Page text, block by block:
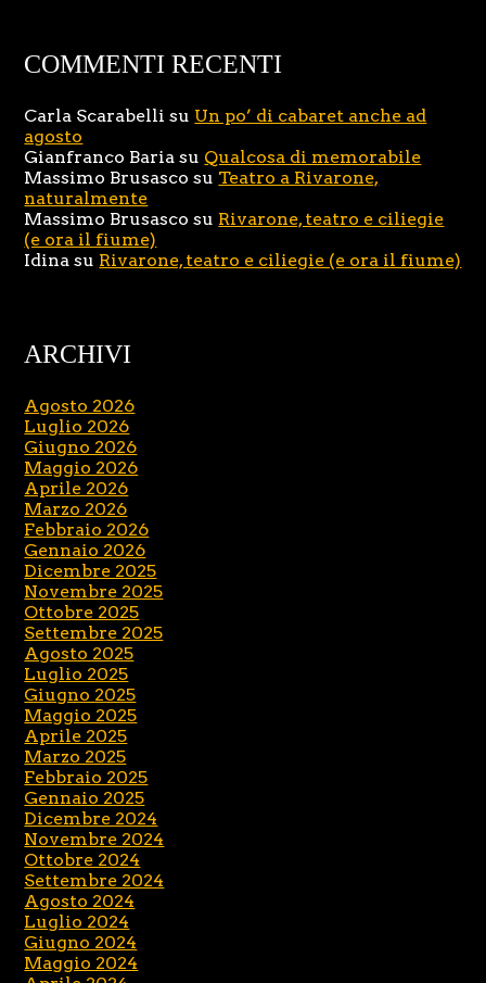
COMMENTI RECENTI
Carla Scarabelli su Un po’ di cabaret anche ad
agosto
Gianfranco Baria su Qualcosa di memorabile
Massimo Brusasco su Teatro a Rivarone,
naturalmente
Massimo Brusasco su Rivarone, teatro e ciliegie
(e ora il fiume)
Idina su Rivarone, teatro e ciliegie (e ora il fiume)
ARCHIVI
Agosto 2026
Luglio 2026
Giugno 2026
Maggio 2026
Aprile 2026
Marzo 2026
Febbraio 2026
Gennaio 2026
Dicembre 2025
Novembre 2025
Ottobre 2025
Settembre 2025
Agosto 2025
Luglio 2025
Giugno 2025
Maggio 2025
Aprile 2025
Marzo 2025
Febbraio 2025
Gennaio 2025
Dicembre 2024
Novembre 2024
Ottobre 2024
Settembre 2024
Agosto 2024
Luglio 2024
Giugno 2024
Maggio 2024